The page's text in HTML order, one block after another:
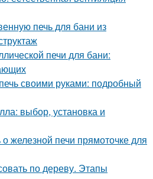
печь для бани из
печи для бани:
своими руками: подробный
выбор, установка и
железной печи прямоточке для
по дереву. Этапы